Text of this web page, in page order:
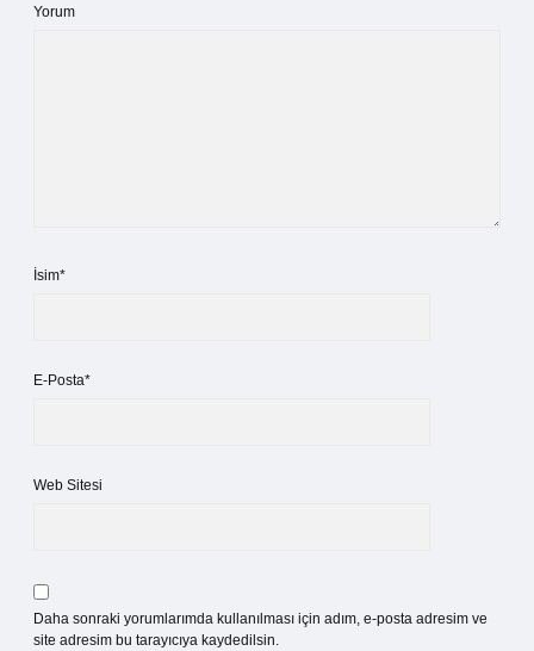
Yorum
İsim*
E-Posta*
Web Sitesi
Daha sonraki yorumlarımda kullanılması için adım, e-posta adresim ve
site adresim bu tarayıcıya kaydedilsin.